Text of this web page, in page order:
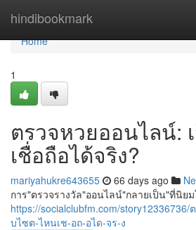
hindibookmark
Home
Home
1
ตรวจหวยออนไลน์:
เชื่อถือได้จริง?
mariyahukre643655 66 days ago
การ"ตรวจรางวัล"ออนไลน์"กลายเป็น"ที่นิย
https://socialclubfm.com/story12336736/
บไซต-ไหนเช-อถ-อได-จร-ง